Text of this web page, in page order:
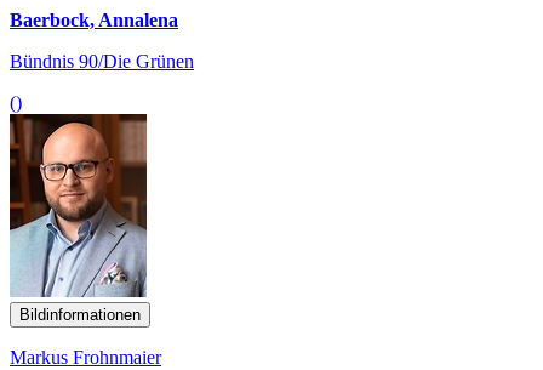
Baerbock, Annalena
Bündnis 90/Die Grünen
()
Bildinformationen
Markus Frohnmaier